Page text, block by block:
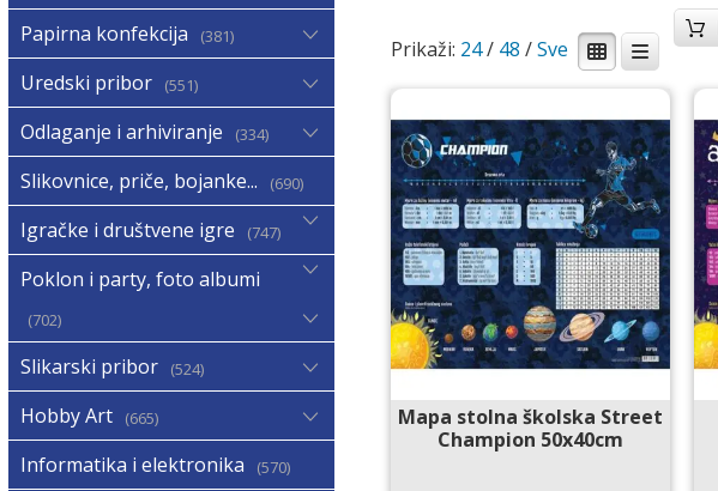
Prikaži: 24/ 48 /
Mapa stolna školska Street
Champion 50x40cm
Papirna konfekcija 381
Uredski pribor 551
Odlaganje i arhiviranje 334
Slikovnice, priče, bojanke... 690
Igračke i društvene igre 747
Poklon i party, foto albumi
702
Slikarski pribor 524
Hobby Art 665
Informatika i elektronika 570